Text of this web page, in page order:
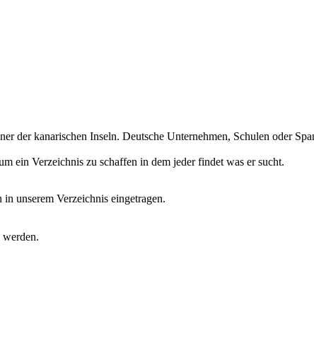
der kanarischen Inseln. Deutsche Unternehmen, Schulen oder
ein Verzeichnis zu schaffen in dem jeder findet was er sucht.
unserem Verzeichnis eingetragen.
werden.